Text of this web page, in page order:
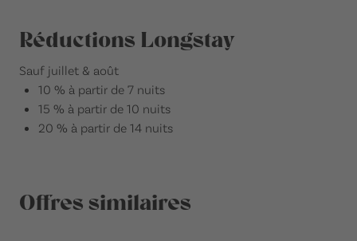
Réductions Longstay
Sauf juillet & août
10 % à partir de 7 nuits
15 % à partir de 10 nuits
20 % à partir de 14 nuits
Offres similaires